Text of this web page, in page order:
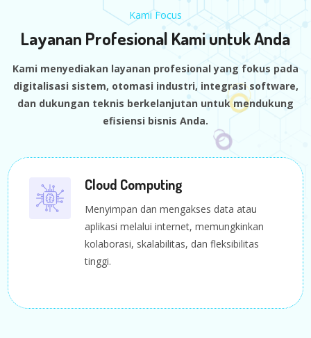
Kami Focus
Layanan Profesional Kami untuk Anda
Kami menyediakan layanan profesional yang fokus pada
digitalisasi sistem, otomasi industri, integrasi software,
dan dukungan teknis berkelanjutan untuk mendukung
efisiensi bisnis Anda.
Cloud Computing
Menyimpan dan mengakses data atau
aplikasi melalui internet, memungkinkan
kolaborasi, skalabilitas, dan fleksibilitas
tinggi.